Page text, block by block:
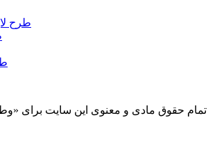
طرح
تمام حقوق مادی و معنوی این سایت برای